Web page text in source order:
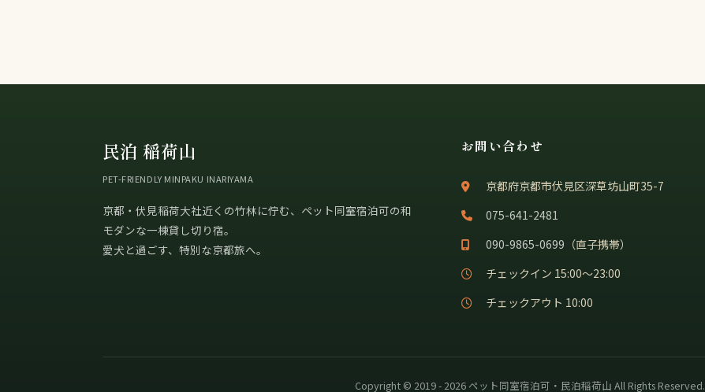
民泊 稲荷山
PET-FRIENDLY MINPAKU INARIYAMA
京都・伏見稲荷大社近くの竹林に佇む、ペット同室宿泊可の和
モダンな一棟貸し切り宿。
愛犬と過ごす、特別な京都旅へ。
お問い合わせ
京都府京都市伏見区深草坊山町35-7
075-641-2481
090-9865-0699 （直子携帯）
チェックイン 15:00〜23:00
チェックアウト 10:00
Copyright © 2019 - 2026 ペット同室宿泊可・民泊稲荷山 All Rights Reserved.